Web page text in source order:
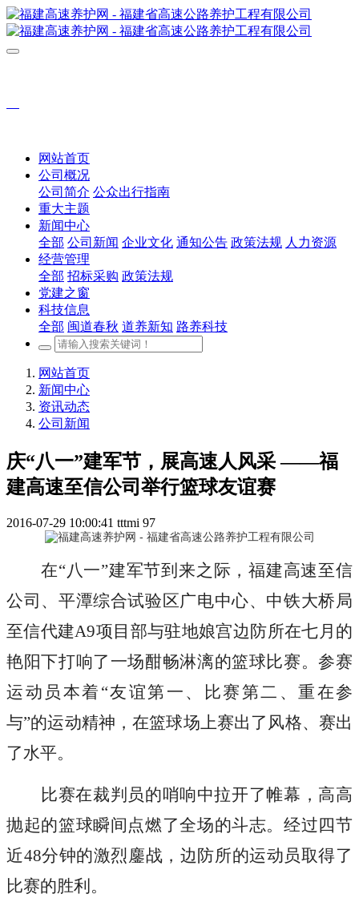
网站首页
公司概况
公司简介 公众出行指南
重大主题
新闻中心
全部 公司新闻 企业文化 通知公告 政策法规 人力资源
经营管理
全部 招标采购 政策法规
党建之窗
科技信息
全部 闽道春秋 道养新知 路养科技
网站首页
新闻中心
资讯动态
公司新闻
庆“八一”建军节，展高速人风采 ——福
建高速至信公司举行篮球友谊赛
2016-07-29 10:00:41 tttmi 97
在“八一”建军节到来之际，福建高速至信
公司、平潭综合试验区广电中心、中铁大桥局
至信代建A9项目部与驻地娘宫边防所在七月的
艳阳下打响了一场酣畅淋漓的篮球比赛。参赛
运动员本着“友谊第一、比赛第二、重在参
与”的运动精神，在篮球场上赛出了风格、赛出
了水平。
比赛在裁判员的哨响中拉开了帷幕，高高
抛起的篮球瞬间点燃了全场的斗志。经过四节
近48分钟的激烈鏖战，边防所的运动员取得了
比赛的胜利。